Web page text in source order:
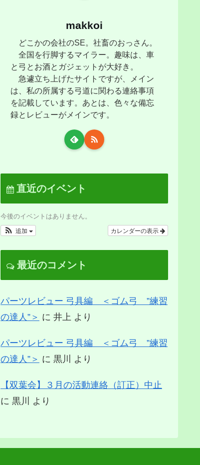
makkoi
どこかの会社のSE。社畜のおっさん。
全国を行脚するマイラー。趣味は、車
と弓とお酒とガジェットが大好き。
急遽立ち上げたサイトですが、メイン
は、私の所属する弓道に関わる連絡事項
を記載しています。あとは、色々な備忘
録とレビューがメインです。
直近のイベント
今後のイベントはありません。
カレンダーの表示
追加
最近のコメント
パーツレビュー 弓具編 ＜ゴム弓 ”練習
の達人”＞ に 井上 より
パーツレビュー 弓具編 ＜ゴム弓 ”練習
の達人”＞ に 黒川 より
【双葉会】３月の活動連絡（訂正）中止
に 黒川 より